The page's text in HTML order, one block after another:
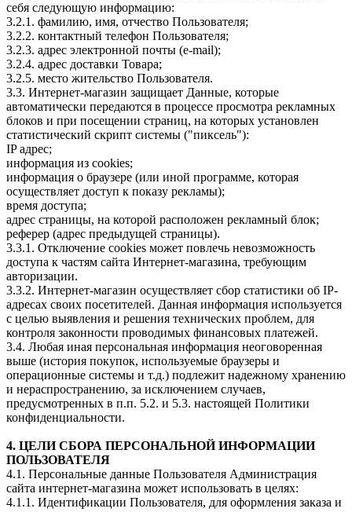
себя следующую информацию:
3.2.1. фамилию, имя, отчество Пользователя;
3.2.2. контактный телефон Пользователя;
3.2.3. адрес электронной почты (e-mail);
3.2.4. адрес доставки Товара;
3.2.5. место жительство Пользователя.
3.3. Интернет-магазин защищает Данные, которые
автоматически передаются в процессе просмотра рекламных
блоков и при посещении страниц, на которых установлен
статистический скрипт системы ("пиксель"):
IP адрес;
информация из cookies;
информация о браузере (или иной программе, которая
осуществляет доступ к показу рекламы);
время доступа;
адрес страницы, на которой расположен рекламный блок;
реферер (адрес предыдущей страницы).
3.3.1. Отключение cookies может повлечь невозможность
доступа к частям сайта Интернет-магазина, требующим
авторизации.
3.3.2. Интернет-магазин осуществляет сбор статистики об IP-
адресах своих посетителей. Данная информация используется
с целью выявления и решения технических проблем, для
контроля законности проводимых финансовых платежей.
3.4. Любая иная персональная информация неоговоренная
выше (история покупок, используемые браузеры и
операционные системы и т.д.) подлежит надежному хранению
и нераспространению, за исключением случаев,
предусмотренных в п.п. 5.2. и 5.3. настоящей Политики
конфиденциальности.
4. ЦЕЛИ СБОРА ПЕРСОНАЛЬНОЙ ИНФОРМАЦИИ
ПОЛЬЗОВАТЕЛЯ
4.1. Персональные данные Пользователя Администрация
сайта интернет-магазина может использовать в целях:
4.1.1. Идентификации Пользователя, для оформления заказа и